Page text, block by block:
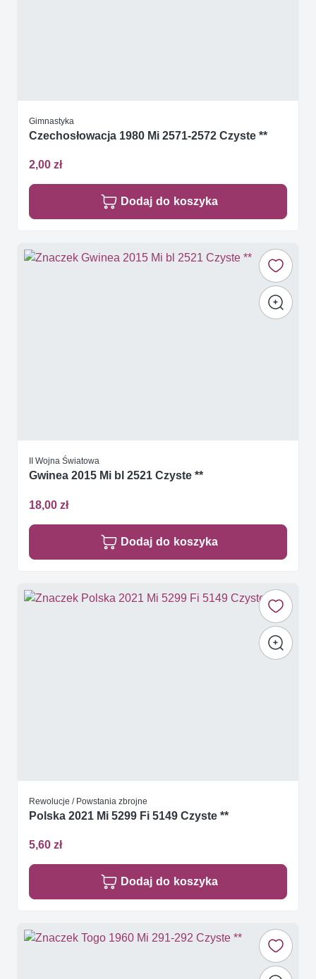
Gimnastyka
Czechosłowacja 1980 Mi 2571-2572 Czyste **
2,00 zł
Dodaj do koszyka
II Wojna Światowa
Gwinea 2015 Mi bl 2521 Czyste **
18,00 zł
Dodaj do koszyka
Rewolucje / Powstania zbrojne
Polska 2021 Mi 5299 Fi 5149 Czyste **
5,60 zł
Dodaj do koszyka